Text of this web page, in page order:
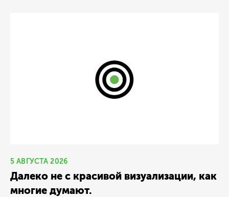
5 АВГУСТА 2026
Далеко не с красивой визуализации, как
многие думают.